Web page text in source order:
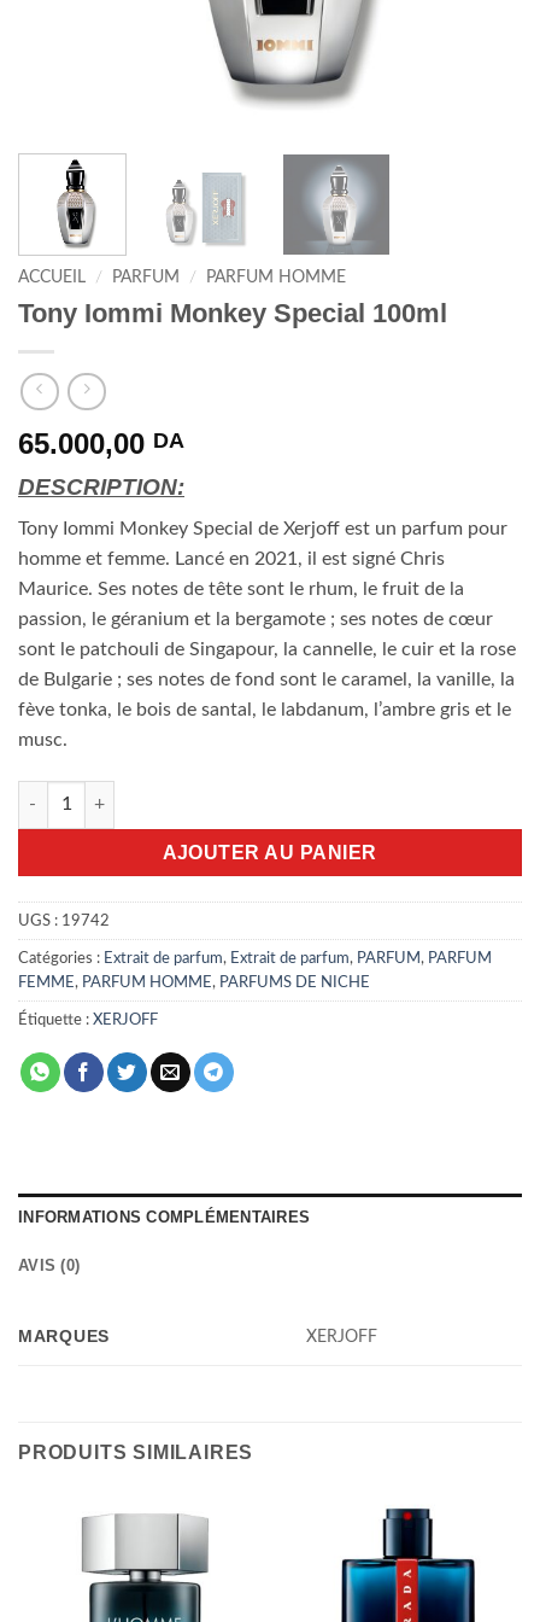
ACCUEIL / PARFUM / PARFUM HOMME
Tony Iommi Monkey Special 100ml
65.000,00 DA
DESCRIPTION:
Tony Iommi Monkey Special de Xerjoff est un parfum pour
homme et femme. Lancé en 2021, il est signé Chris
Maurice. Ses notes de tête sont le rhum, le fruit de la
passion, le géranium et la bergamote ; ses notes de cœur
sont le patchouli de Singapour, la cannelle, le cuir et la rose
de Bulgarie ; ses notes de fond sont le caramel, la vanille, la
fève tonka, le bois de santal, le labdanum, l’ambre gris et le
musc.
quantité de Tony Iommi Monkey Special 100ml
AJOUTER AU PANIER
UGS : 19742
Catégories : Extrait de parfum, Extrait de parfum, PARFUM , PARFUM
FEMME , PARFUM HOMME , PARFUMS DE NICHE
Étiquette : XERJOFF
INFORMATIONS COMPLÉMENTAIRES
AVIS (0)
MARQUES XERJOFF
PRODUITS SIMILAIRES